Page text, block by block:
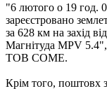
"6 лютого о 19 год.
зареєстровано
за 628 км на захід
Магнітуда MPV
ТОВ СОМЕ.
Крім того, поштовх